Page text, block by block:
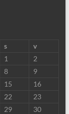
s
v
1
2
8
9
15
16
22
23
29 30